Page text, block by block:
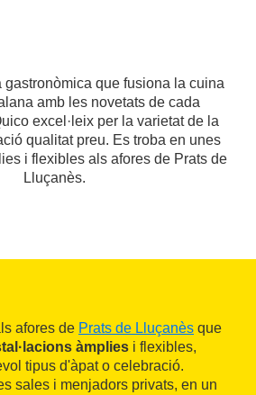
gastronòmica que fusiona la cuina
amb les novetats de cada
excel·leix per la varietat de la
qualitat preu. Es troba en unes
i flexibles als afores de Prats de
Lluçanès.
afores de Prats de Lluçanès que
àmplies i flexibles,
tipus d'àpat o celebració.
sales i menjadors privats, en un